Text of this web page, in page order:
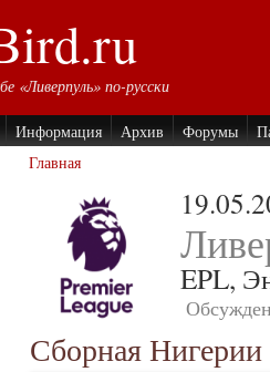
«Ливерпуль» по-русски
Информация Архив Форумы
Главная
EPL,
Сборная Нигерии